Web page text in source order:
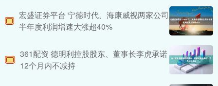
宏盛证券平台 宁德时代、海康威视两家公司
半年度利润增速大涨超40%
361配资 德明利控股股东、董事长李虎承诺
12个月内不减持